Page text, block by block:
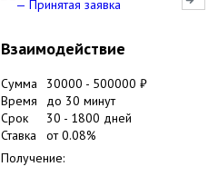
Взаимодействие
Сумма 30000 - 500000 ₽
Время
до 30 минут
Срок
30 - 1800 дней
Ставка
от0.08%
Получение: